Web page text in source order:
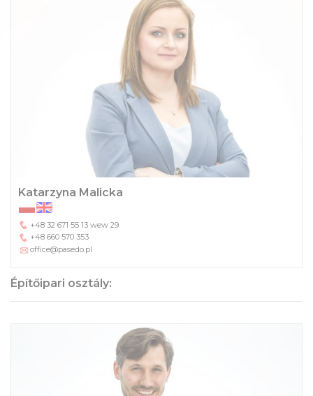
Katarzyna Malicka
+48 32 671 55 13 wew 29
+48 660 570 353
office@pasedo.pl
Építőipari osztály: